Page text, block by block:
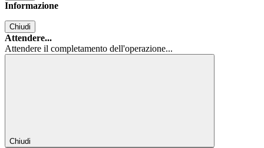
Informazione
Chiudi
Attendere...
Attendere il completamento dell'operazione...
Chiudi